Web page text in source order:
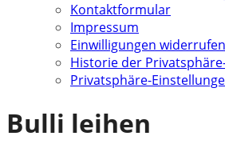
Kontaktformular
Impressum
Einwilligungen widerrufen
Historie der
Privatsphäre-
Bulli leihen